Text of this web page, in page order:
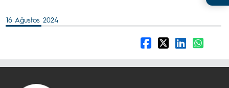
16 Ağustos 2024